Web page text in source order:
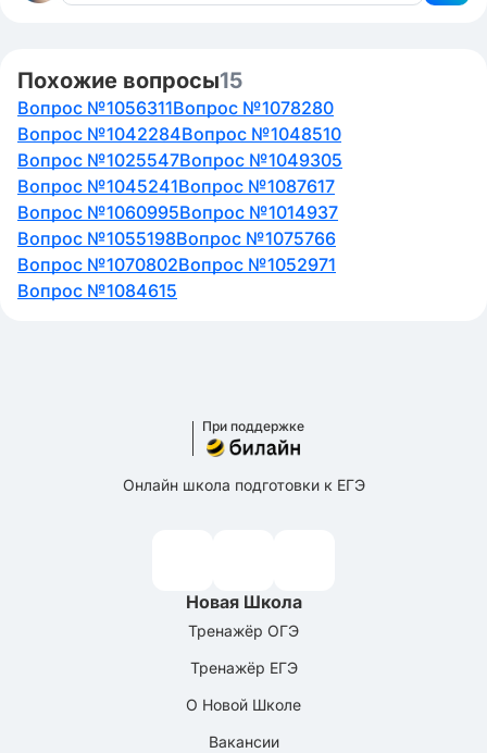
Похожие вопросы15
Вопрос №1056311Вопрос №1078280
Вопрос №1042284Вопрос №1048510
Вопрос №1025547Вопрос №1049305
Вопрос №1045241Вопрос №1087617
Вопрос №1060995Вопрос №1014937
Вопрос №1055198Вопрос №1075766
Вопрос №1070802Вопрос №1052971
Вопрос №1084615
При поддержке
Онлайн школа подготовки к ЕГЭ
Новая Школа
Тренажёр ОГЭ
Тренажёр ЕГЭ
О Новой Школе
Вакансии